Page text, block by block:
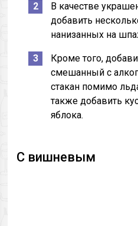
В качестве
добавить
нанизанных на
Кроме того,
смешанный с
стакан помимо
также добавить
яблока.
С вишневым